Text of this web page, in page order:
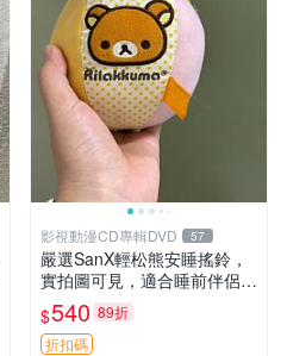
影視動漫CD專輯DVD 57
嚴選SanX輕松熊安睡搖鈴，
實拍圖可見，適合睡前伴侶，
Picks安撫好物 0325 懸吊 電
腦
$540 89折
折扣碼